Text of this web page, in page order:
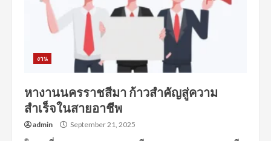
งาน
หางานนครราชสีมา ก้าวสำคัญสู่ความ
สำเร็จในสายอาชีพ
admin September 21, 2025